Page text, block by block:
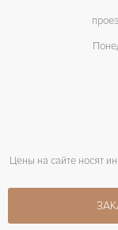
Цены на сайте носят